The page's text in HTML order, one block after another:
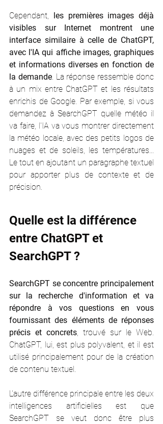
Cependant,
les premières images déjà
visibles sur Internet montrent une
interface similaire à celle de ChatGPT,
avec l'IA qui affiche images, graphiques
et informations diverses en fonction de
la demande. La réponse ressemble donc
à un mix entre ChatGPT et les résultats
enrichis de Google. Par exemple, si vous
demandez à SearchGPT quelle météo il
va faire, l'IA va vous montrer directement
la météo locale, avec des petits logos de
nuages et de soleils, les températures...
Le tout en ajoutant un paragraphe textuel
pour apporter plus de contexte et de
précision.
Quelle est la différence
entre ChatGPT et
SearchGPT ?
SearchGPT se concentre principalement
sur la recherche d'information et va
répondre à vos questions en vous
fournissant des éléments de réponses
précis et concrets, trouvé sur le Web.
ChatGPT, lui, est plus polyvalent, et il est
utilisé principalement pour de la création
de contenu textuel.
L'autre différence principale entre les deux
intelligences artificielles est que
SearchGPT se veut donc être plus